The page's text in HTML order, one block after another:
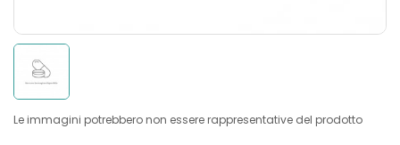
Le immagini potrebbero non essere rappresentative del prodotto